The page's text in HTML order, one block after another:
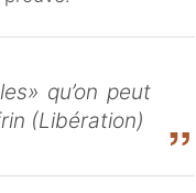
qu’on peut
(Libération)